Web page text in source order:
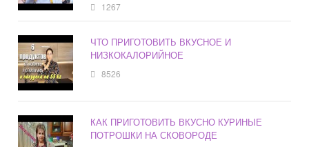
1267
ЧТО ПРИГОТОВИТЬ ВКУСНОЕ И
НИЗКОКАЛОРИЙНОЕ
8526
КАК ПРИГОТОВИТЬ ВКУСНО КУРИНЫЕ
ПОТРОШКИ НА СКОВОРОДЕ